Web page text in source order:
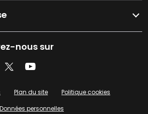
nous sur
Plan du site
Politique cookies
Données personnelles